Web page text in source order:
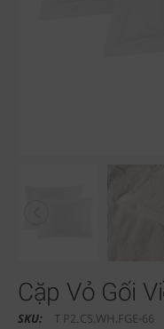
Cặp Vỏ Gối
SKU: T P2.C5.WH.FGE-66